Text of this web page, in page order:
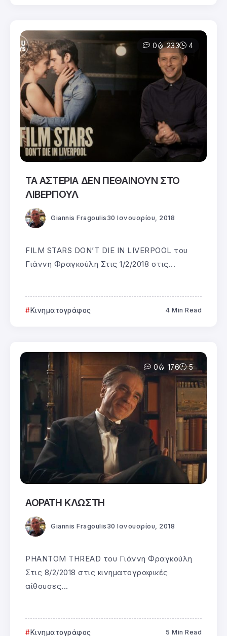
0 233 4
ΤΑ ΑΣΤΕΡΙΑ ΔΕΝ ΠΕΘΑΙΝΟΥΝ ΣΤΟ
ΛΙΒΕΡΠΟΥΛ
Giannis Fragoulis 30 Ιανουαρίου, 2018
FILM STARS DON’T DIE IN LIVERPOOL του
Γιάννη Φραγκούλη Στις 1/2/2018 στις...
Κινηματογράφος 4 Min Read
0 176 5
ΑΟΡΑΤΗ ΚΛΩΣΤΗ
Giannis Fragoulis 30 Ιανουαρίου, 2018
PHANTOM THREAD του Γιάννη Φραγκούλη
Στις 8/2/2018 στις κινηματογραφικές
αίθουσες...
Κινηματογράφος 5 Min Read